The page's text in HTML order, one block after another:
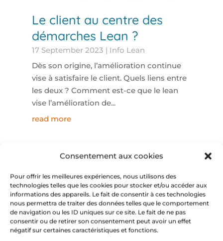
Consentement aux cookies
Pour offrir les meilleures expériences, nous utilisons des
technologies telles que les cookies pour stocker et/ou accéder aux
informations des appareils. Le fait de consentir à ces technologies
nous permettra de traiter des données telles que le comportement
de navigation ou les ID uniques sur ce site. Le fait de ne pas
consentir ou de retirer son consentement peut avoir un effet
négatif sur certaines caractéristiques et fonctions.
Le client au centre des
démarches Lean ?
17 September 2023 | Info Lean
Dès son origine, l’amélioration continue
vise à satisfaire le client. Quels liens entre
les deux ? Comment est-ce que le lean
vise l’amélioration de...
read more